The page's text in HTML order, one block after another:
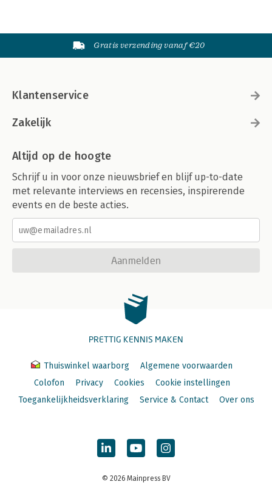
Gratis verzending vanaf €20
Klantenservice
Zakelijk
Altijd op de hoogte
Schrijf u in voor onze nieuwsbrief en blijf up-to-date
met relevante interviews en recensies, inspirerende
events en de beste acties.
Aanmelden
PRETTIG KENNIS MAKEN
Thuiswinkel waarborg
Algemene voorwaarden
Colofon
Privacy Cookies
Cookie instellingen
Toegankelijkheidsverklaring
Service & Contact Over ons
© 2026 Mainpress BV